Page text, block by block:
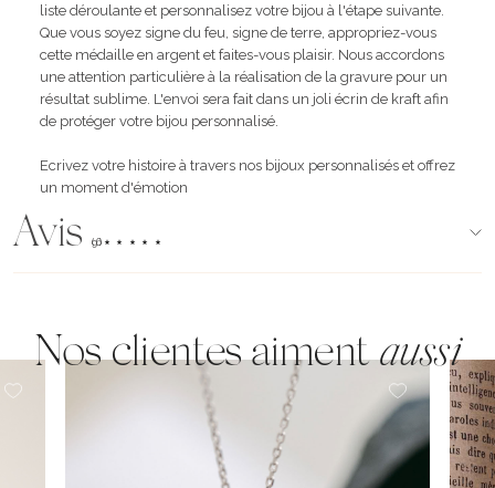
liste déroulante et personnalisez votre bijou à l'étape suivante.
Que vous soyez signe du feu, signe de terre, appropriez-vous
cette médaille en argent et faites-vous plaisir. Nous accordons
une attention particulière à la réalisation de la gravure pour un
résultat sublime. L'envoi sera fait dans un joli écrin de kraft afin
de protéger votre bijou personnalisé.
Ecrivez votre histoire à travers nos bijoux personnalisés et offrez
un moment d'émotion
Avis (96)
Nos clientes aimentaussi